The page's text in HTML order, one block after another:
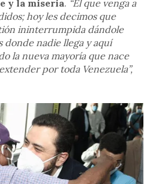
y la miseria. “El que venga a
hoy les decimos que
ininterrumpida dándole
donde nadie llega y aquí
la nueva mayoría que nace
por toda Venezuela”,